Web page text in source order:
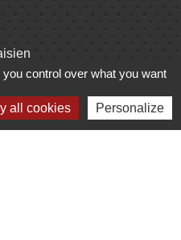
control over what you want
all cookies Personalize